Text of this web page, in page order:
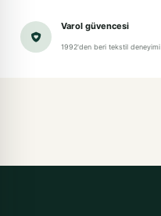
Varol güvencesi
1992'den beri tekstil deneyimi